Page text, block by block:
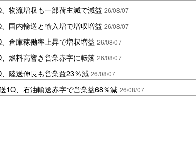
物流増収も一部荷主減で減益 26/08/07
国内輸送と輸入増で増収増益 26/08/07
倉庫稼働率上昇で増収増益 26/08/07
燃料高響き営業赤字に転落 26/08/07
陸送伸長も営業益23％減 26/08/07
1Q、石油輸送赤字で営業益68％減 26/08/07